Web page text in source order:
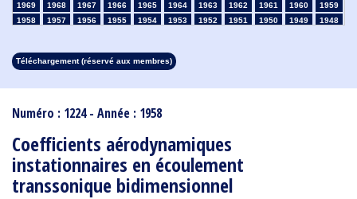
Numéro : 1224 - Année : 1958
Coefficients aérodynamiques
instationnaires en écoulement
transsonique bidimensionnel
1969
1968 1967 1966 1965 1964 1963 1962 1961 1960
1959
1958
1957 1956 1955 1954 1953 1952 1951 1950 1949
1948
1913
1912 1911 1910 1909 1908
Téléchargement (réservé aux membres)